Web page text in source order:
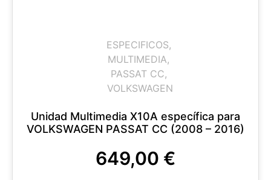
ESPECIFICOS,
MULTIMEDIA,
PASSAT CC,
VOLKSWAGEN
Unidad Multimedia X10A específica para
VOLKSWAGEN PASSAT CC (2008 – 2016)
649,00 €